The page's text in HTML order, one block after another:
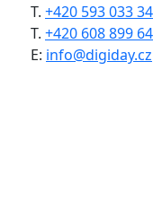
T. +420 593 033
T. +420 608 899
E: info@digiday.cz